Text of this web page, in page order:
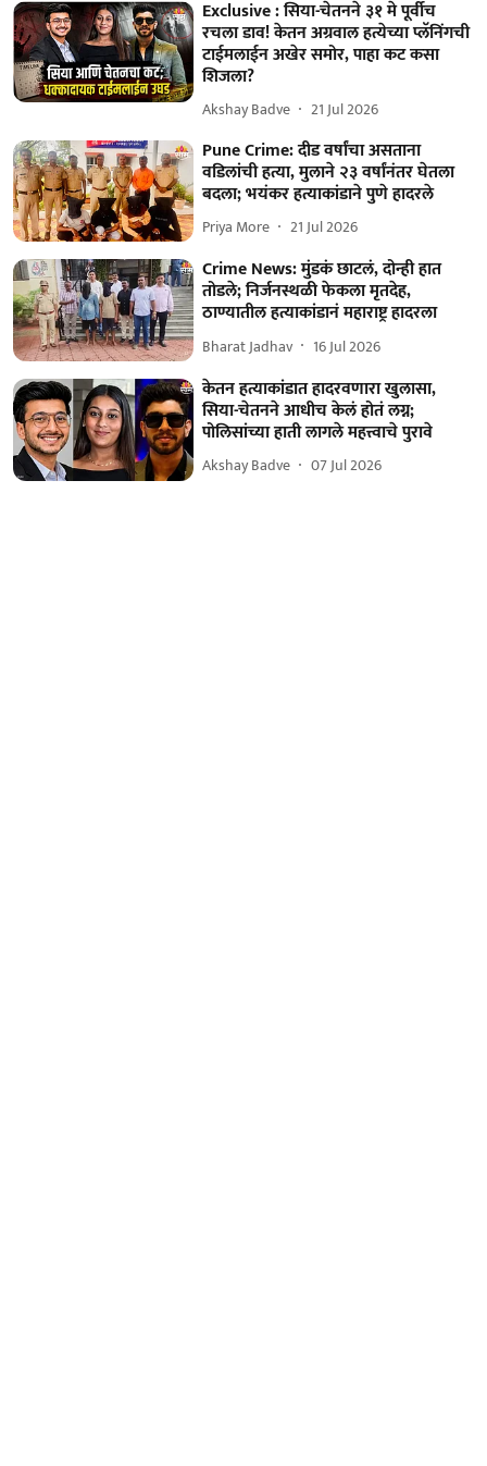
Exclusive : सिया-चेतनने ३१ मे पूर्वीच
रचला डाव! केतन अग्रवाल हत्येच्या प्लॅनिंगची
टाईमलाईन अखेर समोर, पाहा कट कसा
शिजला?
Akshay Badve 21 Jul 2026
Pune Crime: दीड वर्षांचा असताना
वडिलांची हत्या, मुलाने २३ वर्षांनंतर घेतला
बदला; भयंकर हत्याकांडाने पुणे हादरले
Priya More 21 Jul 2026
Crime News: मुंडकं छाटलं, दोन्ही हात
तोडले; निर्जनस्थळी फेकला मृतदेह,
ठाण्यातील हत्याकांडानं महाराष्ट्र हादरला
Bharat Jadhav 16 Jul 2026
केतन हत्याकांडात हादरवणारा खुलासा,
सिया-चेतनने आधीच केलं होतं लग्न;
पोलिसांच्या हाती लागले महत्त्वाचे पुरावे
Akshay Badve 07 Jul 2026